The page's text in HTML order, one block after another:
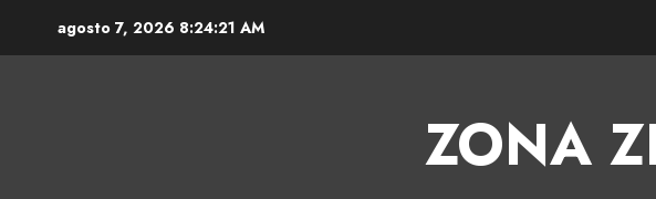
agosto 7, 2026 8:24:22 AM
ZONA